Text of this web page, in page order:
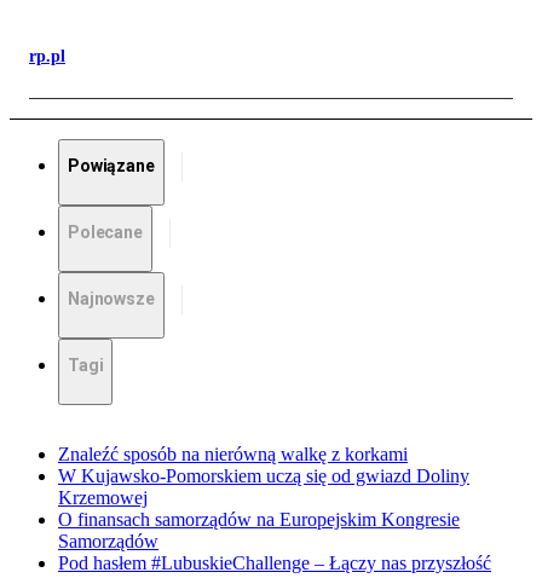
rp.pl
Powiązane
Polecane
Najnowsze
Tagi
Znaleźć sposób na nierówną walkę z korkami
W Kujawsko-Pomorskiem uczą się od gwiazd Doliny
Krzemowej
O finansach samorządów na Europejskim Kongresie
Samorządów
Pod hasłem #LubuskieChallenge – Łączy nas przyszłość